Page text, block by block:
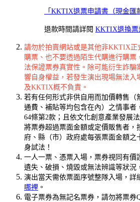
「KKTIX退票申請書（現金匯
退款時間請詳閱 KKTIX退換票
請勿於拍賣網站或是其他非KKTIX正
購票、也不要透過陌生代購進行購
法保證票券真實性。除可能衍生詐騙
響自身權益，若發生演出現場無法入
及KKTIX概不負責。
若有任何形式非供自用而加價轉售（
通費、補貼等均包含在內）之情事者
64條第2款；且依文化創意產業發展
將票券超過票面金額或定價販售者，
府、縣（市）政府處每張票面金額之
身試法！
一人一票、憑票入場，票券視同有價
遺失、破損、燒毀或無法辨識等狀況
演出當天需依票面序號整隊入場，詳
哪裡 。
電子票券為無記名票券，請勿將票券